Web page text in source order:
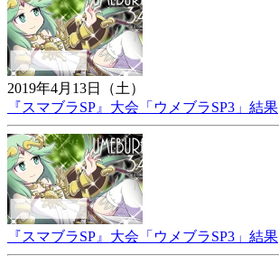
2019年4月13日（土）
『スマブラSP』大会「ウメブラSP3」結果
『スマブラSP』大会「ウメブラSP3」結果